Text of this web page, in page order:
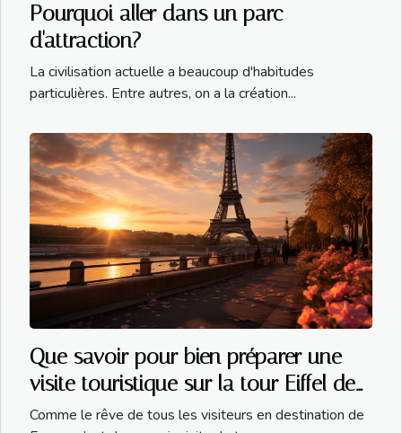
Pourquoi aller dans un parc
d'attraction?
La civilisation actuelle a beaucoup d'habitudes
particulières. Entre autres, on a la création...
Que savoir pour bien préparer une
visite touristique sur la tour Eiffel de
Paris ?
Comme le rêve de tous les visiteurs en destination de